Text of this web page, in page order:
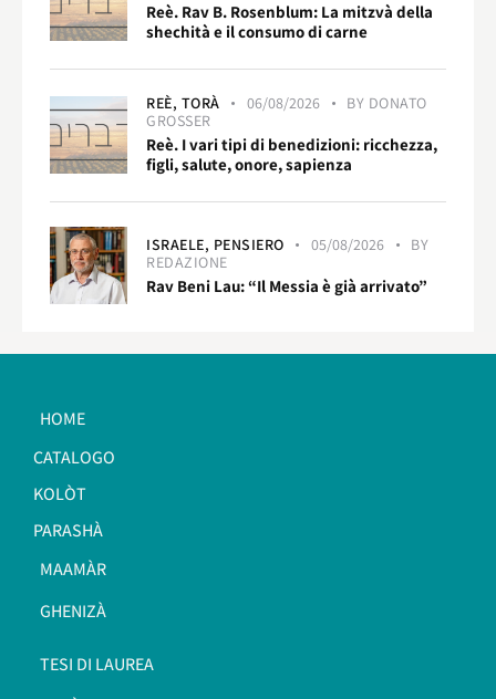
Reè. Rav B. Rosenblum: La mitzvà della
shechità e il consumo di carne
REÈ, TORÀ 06/08/2026 BY DONATO
GROSSER
Reè. I vari tipi di benedizioni: ricchezza,
figli, salute, onore, sapienza
ISRAELE, PENSIERO 05/08/2026
BY
REDAZIONE
Rav Beni Lau: “Il Messia è già arrivato”
HOME
CATALOGO
KOLÒT
PARASHÀ
MAAMÀR
GHENIZÀ
TESI DI LAUREA